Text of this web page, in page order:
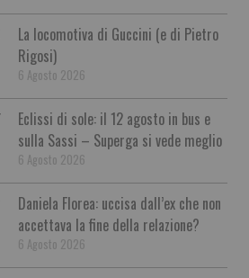
La locomotiva di Guccini (e di Pietro
Rigosi)
6 Agosto 2026
Eclissi di sole: il 12 agosto in bus e
sulla Sassi – Superga si vede meglio
6 Agosto 2026
Daniela Florea: uccisa dall’ex che non
accettava la fine della relazione?
6 Agosto 2026